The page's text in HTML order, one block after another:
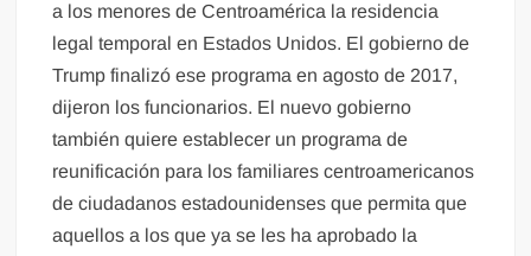
a los menores de Centroamérica la residencia
legal temporal en Estados Unidos. El gobierno de
Trump finalizó ese programa en agosto de 2017,
dijeron los funcionarios. El nuevo gobierno
también quiere establecer un programa de
reunificación para los familiares centroamericanos
de ciudadanos estadounidenses que permita que
aquellos a los que ya se les ha aprobado la